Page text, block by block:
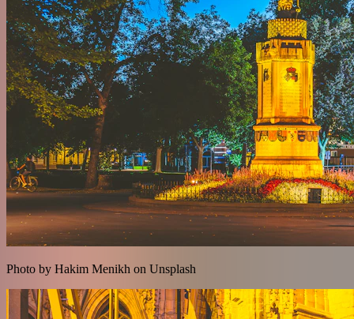
Photo by Hakim Menikh on Unsplash